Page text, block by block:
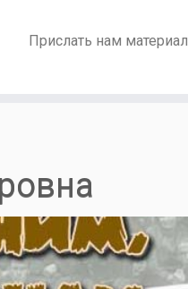
Прислать нам материал